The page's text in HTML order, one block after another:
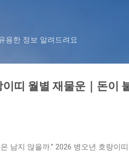
용한 정보 알려드려요
띠 월별 재물운｜돈이
남지 않을까.” 2026 병오년 호랑이